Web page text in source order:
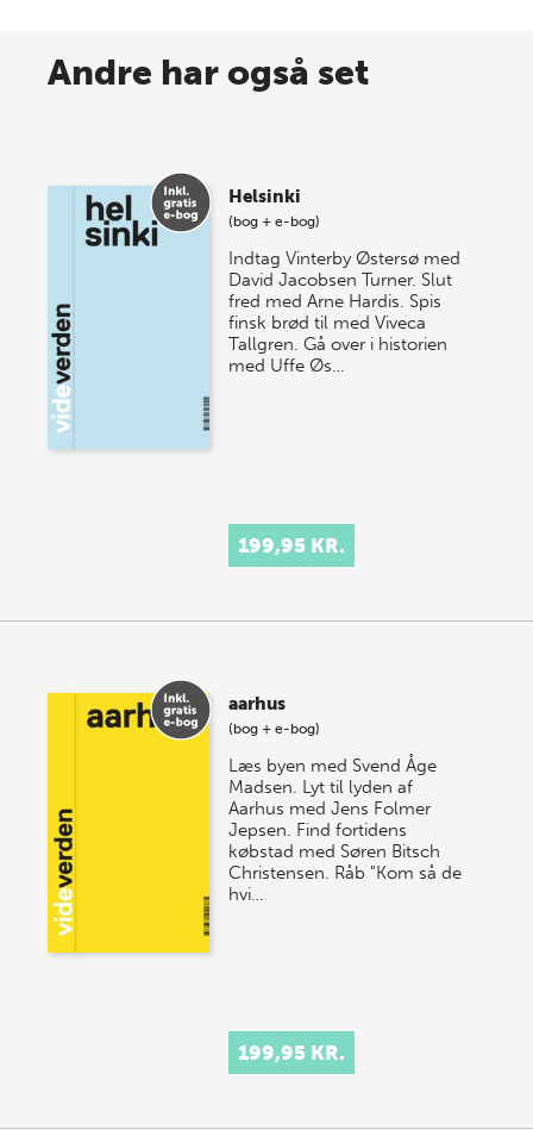
Spar op til 70% til sommer-
store sommer-lagersalg, så sæt kryds i kalenderen
onsdag den 10. j…
Andre har også set
Helsinki
(bog + e-bog)
Indtag Vinterby Østersø med
David Jacobsen Turner. Slut
fred med Arne Hardis. Spis
finsk brød til med Viveca
Tallgren. Gå over i historien
med Uffe Øs…
199,95 KR.
aarhus
(bog + e-bog)
Læs byen med Svend Åge
Madsen. Lyt til lyden af
Aarhus med Jens Folmer
Jepsen. Find fortidens
købstad med Søren Bitsch
Christensen. Råb "Kom så de
hvi…
199,95 KR.